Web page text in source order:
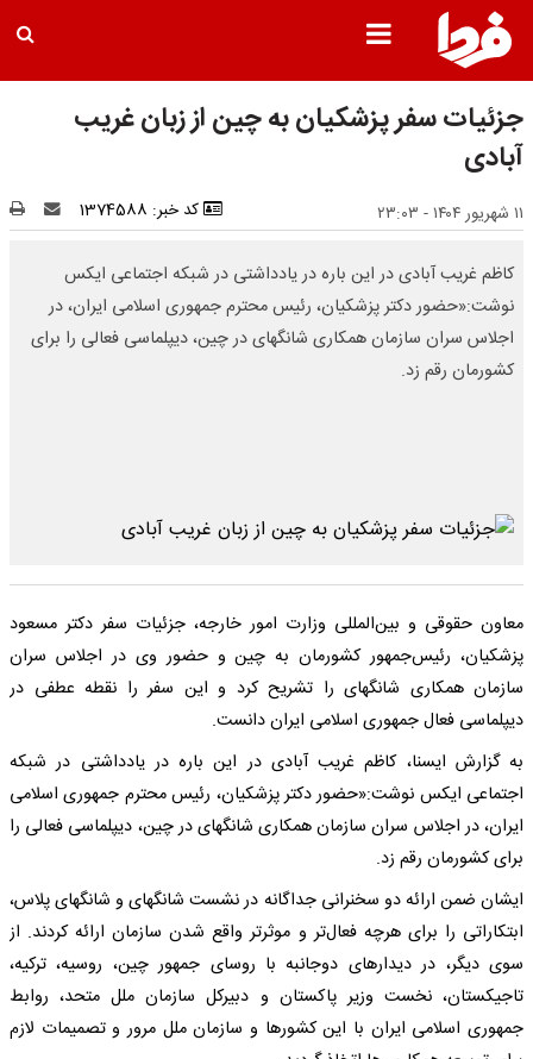
جزئیات سفر پزشکیان به چین از زبان غریب
آبادی
۱۱ شهریور ۱۴۰۴ - ۲۳:۰۳ کد خبر: 1374588
کاظم غریب آبادی در این باره در یادداشتی در شبکه اجتماعی ایکس
نوشت:«حضور دکتر پزشکیان، رئیس محترم جمهوری اسلامی ایران، در
اجلاس سران سازمان همکاری شانگهای در چین، دیپلماسی فعالی را برای
کشورمان رقم زد.
معاون حقوقی و بین‌المللی وزارت امور خارجه، جزئیات سفر دکتر مسعود
پزشکیان، رئیس‌جمهور کشورمان به چین و حضور وی در اجلاس سران
سازمان همکاری شانگهای را تشریح کرد و این سفر را نقطه عطفی در
دیپلماسی فعال جمهوری اسلامی ایران دانست.
به گزارش ایسنا، کاظم غریب آبادی در این باره در یادداشتی در شبکه
اجتماعی ایکس نوشت:«حضور دکتر پزشکیان، رئیس محترم جمهوری اسلامی
ایران، در اجلاس سران سازمان همکاری شانگهای در چین، دیپلماسی فعالی را
برای کشورمان رقم زد.
ایشان ضمن ارائه دو سخنرانی جداگانه در نشست شانگهای و شانگهای پلاس،
ابتکاراتی را برای هرچه فعال‌تر و موثرتر واقع شدن سازمان ارائه کردند. از
سوی دیگر، در دیدارهای دوجانبه با روسای جمهور چین، روسیه، ترکیه،
تاجیکستان، نخست وزیر پاکستان و دبیرکل سازمان ملل متحد، روابط
جمهوری اسلامی ایران با این کشورها و سازمان ملل مرور و تصمیمات لازم